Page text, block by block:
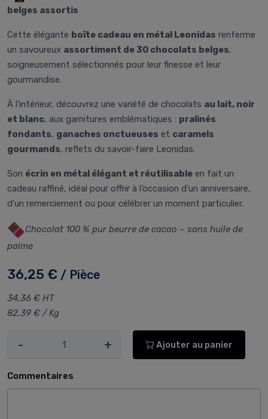
belges assortis
Cette élégante boîte cadeau en métal Leonidas renferme
un savoureux assortiment de 30 chocolats belges,
soigneusement sélectionnés pour leur finesse et leur
gourmandise.
À l’intérieur, découvrez une variété de chocolats au lait, noir
et blanc, aux garnitures emblématiques : pralinés
fondants, ganaches onctueuses et caramels
gourmands, reflets du savoir-faire Leonidas.
Son écrin en métal élégant et réutilisable en fait un
cadeau raffiné, idéal pour offrir à l’occasion d’un anniversaire,
d’un remerciement ou pour célébrer un moment particulier.
Chocolat 100 % pur beurre de cacao – sans huile de
palme
36,25 € / Pièce
34,36 € HT
82,39 € / Kg
- + Ajouter au panier
Commentaires